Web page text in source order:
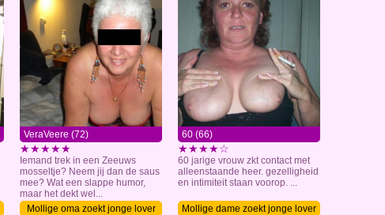
VeraVeere (72)
★★★★★
Iemand trek in een Zeeuws
mosseltje? Neem jij dan de saus
mee? Wat een slappe humor,
maar het dekt wel...
Mollige oma zoekt jonge lover
60 (66)
★★★★☆
60 jarige vrouw zkt contact met
alleenstaande heer. gezelligheid
en intimiteit staan voorop. ...
Mollige dame zoekt jonge lover